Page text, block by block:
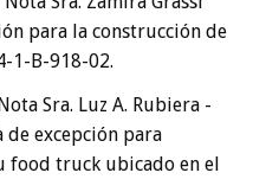
para la construcción de
1-B-918-02.
Sra. Luz A. Rubiera -
excepción para
food truck ubicado en el